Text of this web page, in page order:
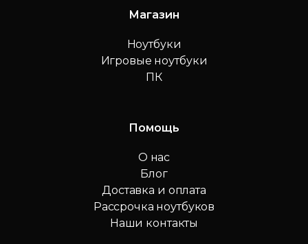
Магазин
Ноутбуки
Игровые ноутбуки
ПК
Помощь
О нас
Блог
Доставка и оплата
Рассрочка ноутбуков
Наши контакты